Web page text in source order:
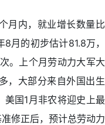
月内，就业增长数量比
月的初步估计81.8万，
。上个月劳动力大军大
，大部分来自外国出生
美国1月非农将迎史上最
修正后，预计总劳动力